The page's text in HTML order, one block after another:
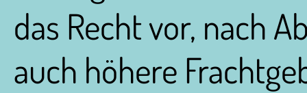
das Recht vor, nach
auch höhere